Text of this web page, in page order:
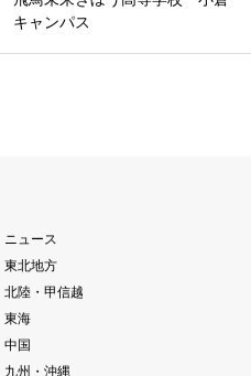
キャンパス
ニュース
東北地方
北陸・甲信越
東海
中国
九州・沖縄